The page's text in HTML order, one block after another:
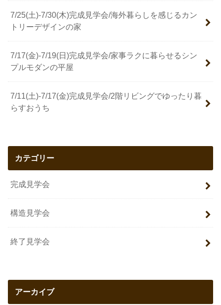
7/25(土)-7/30(木)完成見学会/海外暮らしを感じるカン
トリーデザインの家
7/17(金)-7/19(日)完成見学会/家事ラクに暮らせるシン
プルモダンの平屋
7/11(土)-7/17(金)完成見学会/2階リビングでゆったり暮
らすおうち
カテゴリー
完成見学会
構造見学会
終了見学会
アーカイブ